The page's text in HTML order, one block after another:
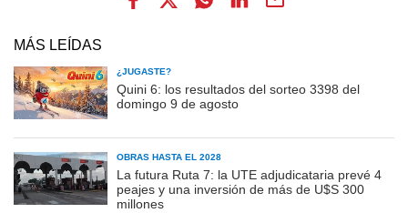
MÁS LEÍDAS
¿JUGASTE?
Quini 6: los resultados del sorteo 3398 del
domingo 9 de agosto
OBRAS HASTA EL 2028
La futura Ruta 7: la UTE adjudicataria prevé 4
peajes y una inversión de más de U$S 300
millones